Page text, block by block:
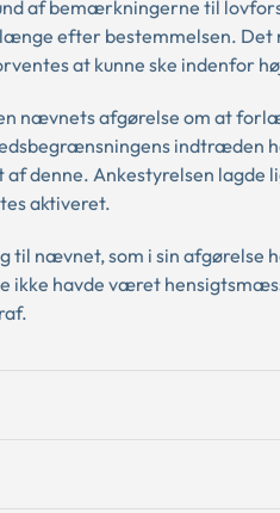
af bemærkningerne til
efter bestemmelsen. Det
at kunne ske indenfor
nævnets afgørelse om at
indtræden
denne. Ankestyrelsen
aktiveret.
til nævnet, som i sin
ikke havde været